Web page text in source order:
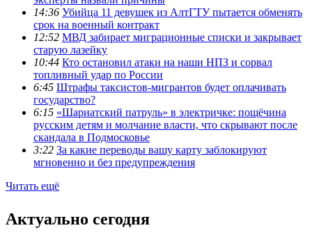
14:36 Убийца 11 девушек из АлтГТУ пытается обменять
срок на военный контракт
12:52 МВД забирает миграционные списки и закрывает
старую лазейку
10:44 Кто остановил атаки на наши НПЗ и сорвал
топливный удар по России
6:45 Штрафы таксистов-мигрантов будет оплачивать
государство?
6:15 «Шариатский патруль» в электричке: пощёчина
русским детям и молчание власти, что скрывают после
скандала в Подмосковье
3:22 За какие переводы вашу карту заблокируют
мгновенно и без предупреждения
Читать ещё
Актуально сегодня